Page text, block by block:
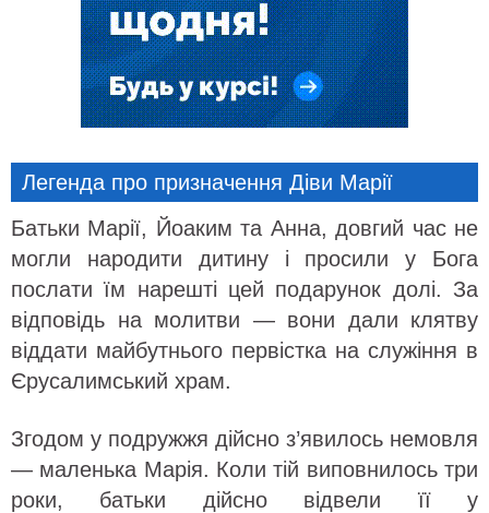
Легенда про призначення Діви Марії
Батьки Марії, Йоаким та Анна, довгий час не
могли народити дитину і просили у Бога
послати їм нарешті цей подарунок долі. За
відповідь на молитви — вони дали клятву
віддати майбутнього первістка на служіння в
Єрусалимський храм.
Згодом у подружжя дійсно з’явилось немовля
— маленька Марія. Коли тій виповнилось три
роки, батьки дійсно відвели її у